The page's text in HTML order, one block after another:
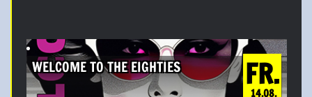
FR.
14.08.
WELCOME TO THE EIGHTIES